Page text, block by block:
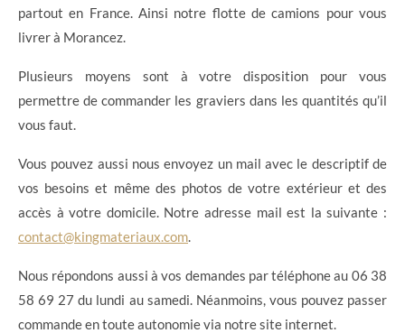
partout en France. Ainsi notre flotte de camions pour vous
livrer à Morancez.
Plusieurs moyens sont à votre disposition pour vous
permettre de commander les graviers dans les quantités qu’il
vous faut.
Vous pouvez aussi nous envoyez un mail avec le descriptif de
vos besoins et même des photos de votre extérieur et des
accès à votre domicile. Notre adresse mail est la suivante :
contact@kingmateriaux.com
Nous répondons aussi à vos demandes par téléphone au 06 38
58 69 27 du lundi au samedi. Néanmoins, vous pouvez passer
commande en toute autonomie via notre site internet.